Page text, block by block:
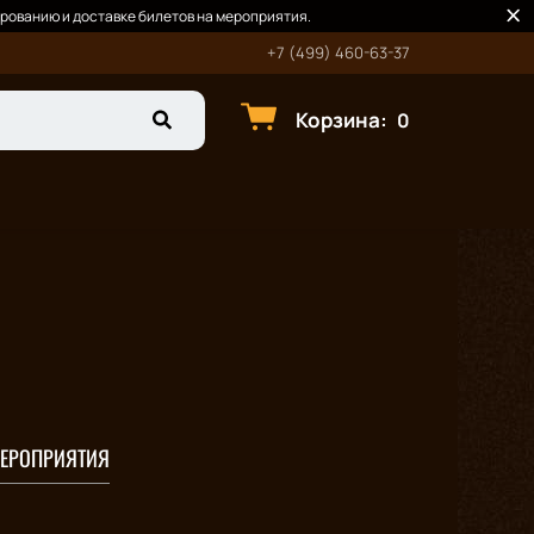
и доставке билетов на мероприятия.
+7 (499) 460-63-37
Корзина: 0